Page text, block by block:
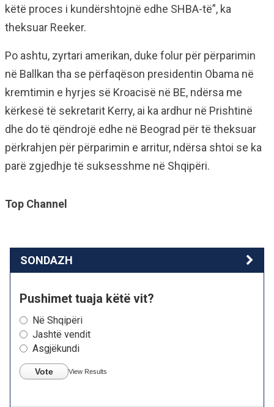
këtë proces i kundërshtojnë edhe SHBA-të”, ka
theksuar Reeker.
Po ashtu, zyrtari amerikan, duke folur për përparimin
në Ballkan tha se përfaqëson presidentin Obama në
kremtimin e hyrjes së Kroacisë në BE, ndërsa me
kërkesë të sekretarit Kerry, ai ka ardhur në Prishtinë
dhe do të qëndrojë edhe në Beograd për të theksuar
përkrahjen për përparimin e arritur, ndërsa shtoi se ka
parë zgjedhje të suksesshme në Shqipëri.
Top Channel
SONDAZH
Pushimet tuaja këtë vit?
Në Shqipëri
Jashtë vendit
Asgjëkundi
Vote View Results